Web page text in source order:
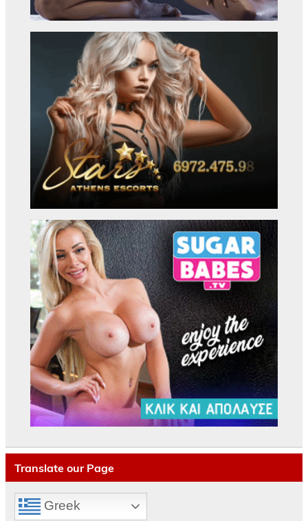
Translate our Page
Greek